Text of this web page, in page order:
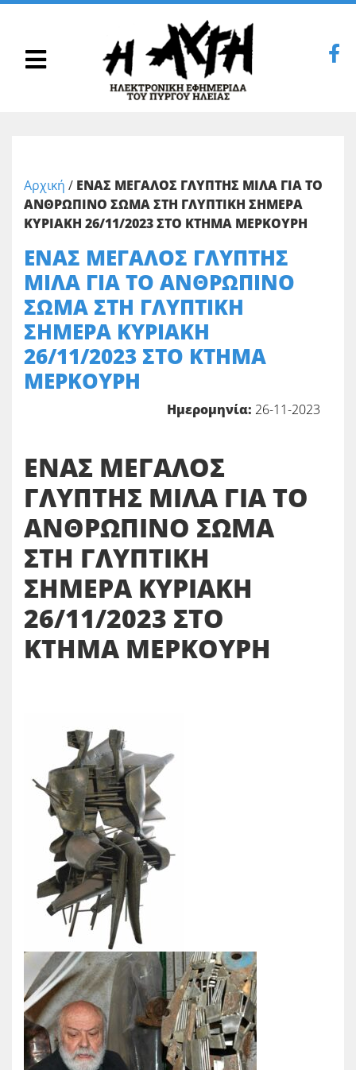
Αρχική / ΕΝΑΣ ΜΕΓΑΛΟΣ ΓΛΥΠΤΗΣ ΜΙΛΑ ΓΙΑ ΤΟ
ΑΝΘΡΩΠΙΝΟ ΣΩΜΑ ΣΤΗ ΓΛΥΠΤΙΚΗ ΣΗΜΕΡΑ
ΚΥΡΙΑΚΗ 26/11/2023 ΣΤΟ ΚΤΗΜΑ ΜΕΡΚΟΥΡΗ
ΕΝΑΣ ΜΕΓΑΛΟΣ ΓΛΥΠΤΗΣ
ΜΙΛΑ ΓΙΑ ΤΟ ΑΝΘΡΩΠΙΝΟ
ΣΩΜΑ ΣΤΗ ΓΛΥΠΤΙΚΗ
ΣΗΜΕΡΑ ΚΥΡΙΑΚΗ
26/11/2023 ΣΤΟ ΚΤΗΜΑ
ΜΕΡΚΟΥΡΗ
Ημερομηνία: 26-11-2023
ΕΝΑΣ ΜΕΓΑΛΟΣ
ΓΛΥΠΤΗΣ ΜΙΛΑ ΓΙΑ ΤΟ
ΑΝΘΡΩΠΙΝΟ ΣΩΜΑ
ΣΤΗ ΓΛΥΠΤΙΚΗ
ΣΗΜΕΡΑ ΚΥΡΙΑΚΗ
26/11/2023 ΣΤΟ
ΚΤΗΜΑ ΜΕΡΚΟΥΡΗ